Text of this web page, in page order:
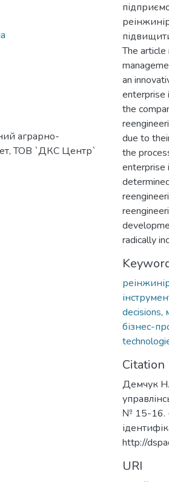
аграрно-
ТОВ `ДКС Центр`
The
an
enterprise
the
due to
the
enterprise
radically
decisions,
бізнес-
Citation
Демчук Н.
№ 15-16. -
http://
URI